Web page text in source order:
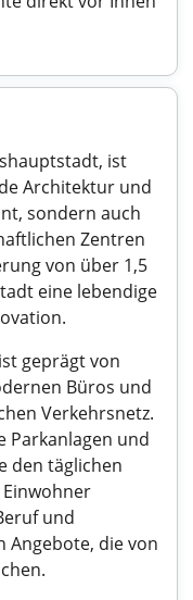
ist
Architektur und
sondern auch
Zentren
von über 1,5
eine lebendige
geprägt von
Büros und
Verkehrsnetz.
Parkanlagen und
den täglichen
und
Angebote, die von